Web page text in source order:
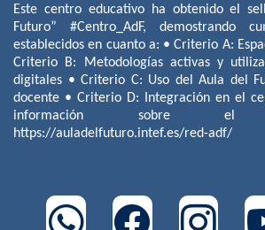
Este centro educativo ha obtenido el
Futuro” #Centro_AdF, demostrando
establecidos en cuanto a: • Criterio A:
Criterio B: Metodologías activas y
digitales • Criterio C: Uso del Aula del
docente • Criterio D: Integración en el
información sobre el
https://auladelfuturo.intef.es/red-adf/